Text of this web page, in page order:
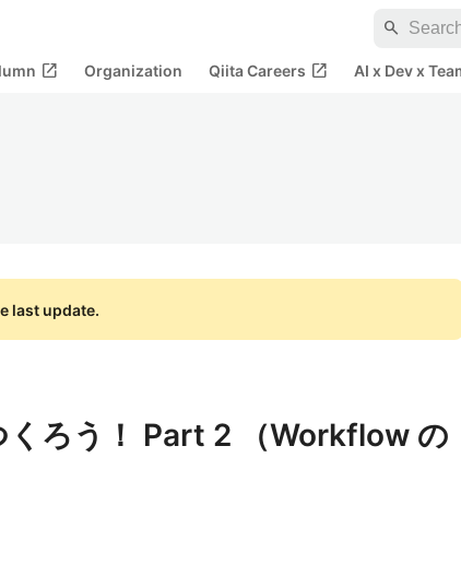
search
open_in_new Organization Qiita Careers open_in_new AI x Dev x
last update.
ろう！ Part 2 （Workflow の